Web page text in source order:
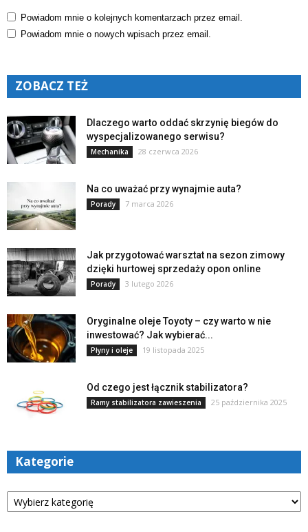
Powiadom mnie o kolejnych komentarzach przez email.
Powiadom mnie o nowych wpisach przez email.
ZOBACZ TEŻ
Dlaczego warto oddać skrzynię biegów do
wyspecjalizowanego serwisu?
Mechanika 28 czerwca 2026
Na co uważać przy wynajmie auta?
Porady 7 marca 2026
Jak przygotować warsztat na sezon zimowy
dzięki hurtowej sprzedaży opon online
Porady 3 lutego 2026
Oryginalne oleje Toyoty – czy warto w nie
inwestować? Jak wybierać...
Płyny i oleje 19 listopada 2025
Od czego jest łącznik stabilizatora?
Ramy stabilizatora zawieszenia 25 października 2025
Kategorie
Kategorie